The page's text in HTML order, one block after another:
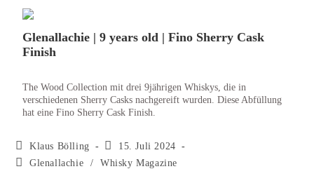
Glenallachie | 9 years old | Fino Sherry Cask
Finish
The Wood Collection mit drei 9jährigen Whiskys, die in
verschiedenen Sherry Casks nachgereift wurden. Diese Abfüllung
hat eine Fino Sherry Cask Finish.
Klaus Bölling
15. Juli 2024
Glenallachie
/ Whisky Magazine